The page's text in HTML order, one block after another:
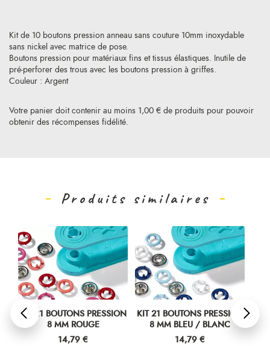
Votre panier doit contenir au moins 1,00 € de produits pour pouvoir
obtenir des récompenses fidélité.
Kit de 10 boutons pression anneau sans couture 10mm inoxydable
sans nickel avec matrice de pose.
Boutons pression pour matériaux fins et tissus élastiques. Inutile de
pré-perforer des trous avec les boutons pression à griffes.
Couleur : Argent
Produits similaires
KIT 21 BOUTONS PRESSION
8 MM ROUGE
Prix
14,79 €
KIT 21 BOUTONS PRESSION
8 MM BLEU / BLANC
Prix
14,79 €